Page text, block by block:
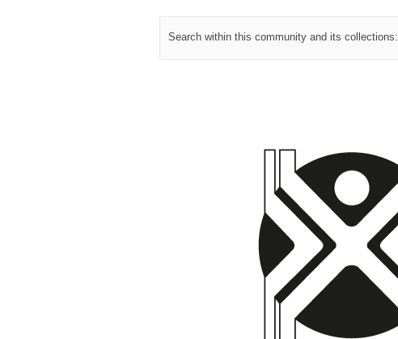
Search within this community and its collections: